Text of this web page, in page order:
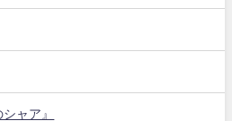
ャア』